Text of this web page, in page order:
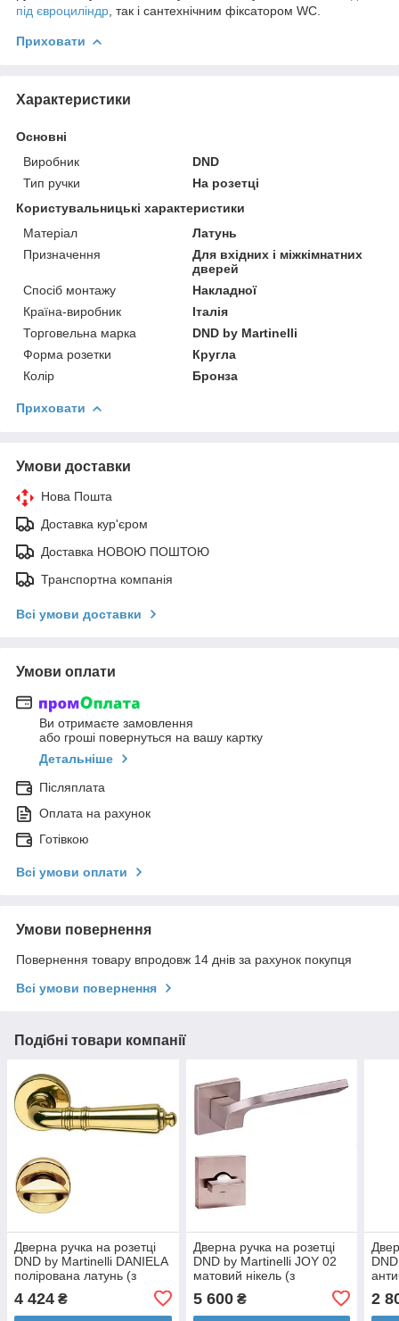
під євроциліндр , так і сантехнічним фіксатором WC.
Приховати
Характеристики
Основні
Виробник
DND
Тип ручки
На розетці
Користувальницькі характеристики
Матеріал
Латунь
Призначення
Для вхідних і міжкімнатних
дверей
Спосіб монтажу
Накладної
Країна-виробник
Італія
Торговельна марка
DND by Martinelli
Форма розетки
Кругла
Колір
Бронза
Приховати
Умови доставки
Нова Пошта
Доставка кур'єром
Доставка НОВОЮ ПОШТОЮ
Транспортна компанія
Всі умови доставки
Умови оплати
Ви отримаєте замовлення
або гроші повернуться на вашу картку
Детальніше
Післяплата
Оплата на рахунок
Готівкою
Всі умови оплати
Умови повернення
Повернення товару впродовж 14 днів за рахунок покупця
Всі умови повернення
Подібні товари компанії
Дверна ручка на розетці
DND by Martinelli DANIELA
полірована латунь (з
накладкою WC) 391/12T-
OLV
4 424 ₴
Дверна ручка на розетці
DND by Martinelli JOY 02
матовий нікель (з
ZNS
5 600₴ 2